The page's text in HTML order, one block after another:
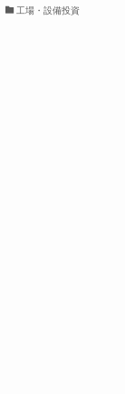
工場・設備投資